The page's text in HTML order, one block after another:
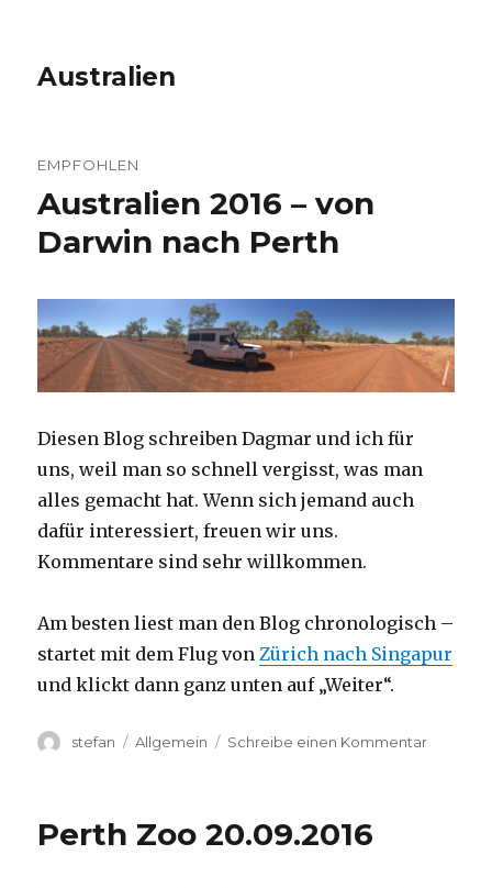
Australien
EMPFOHLEN
Australien 2016 – von
Darwin nach Perth
Diesen Blog schreiben Dagmar und ich für
uns, weil man so schnell vergisst, was man
alles gemacht hat. Wenn sich jemand auch
dafür interessiert, freuen wir uns.
Kommentare sind sehr willkommen.
Am besten liest man den Blog chronologisch –
startet mit dem Flug vonZürich nach Singapur
und klickt dann ganz unten auf „Weiter“.
Autor
stefan Kategorien
Allgemein Schreibe einen Kommentarzu
Perth Zoo 20.09.2016